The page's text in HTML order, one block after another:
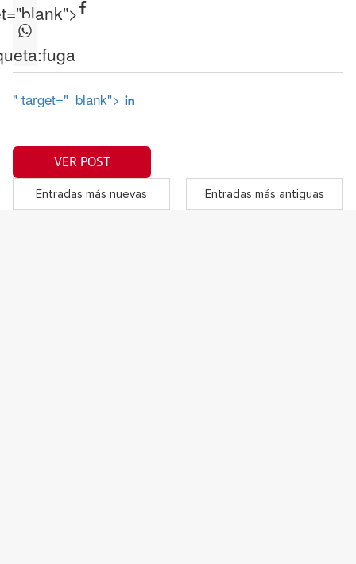
fuga
" target="_blank">
VER POST
Entradas más nuevas Entradas más antiguas